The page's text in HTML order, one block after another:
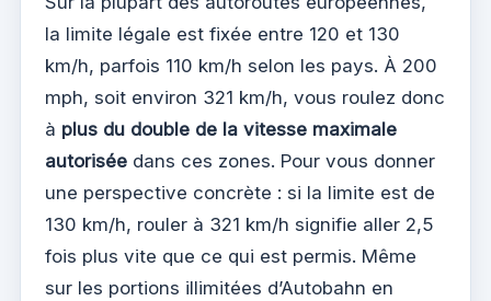
la limite légale est fixée entre 120 et 130
km/h, parfois 110 km/h selon les pays. À 200
mph, soit environ 321 km/h, vous roulez donc
à plus du double de la vitesse maximale
autorisée dans ces zones. Pour vous donner
une perspective concrète : si la limite est de
130 km/h, rouler à 321 km/h signifie aller 2,5
fois plus vite que ce qui est permis. Même
sur les portions illimitées d’Autobahn en